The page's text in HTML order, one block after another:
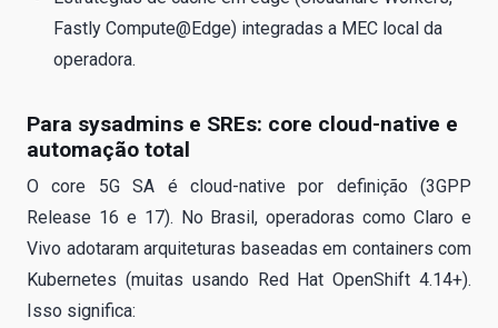
Fastly Compute@Edge) integradas a MEC local da
operadora.
Para sysadmins e SREs: core cloud-native e
automação total
O core 5G SA é cloud-native por definição (3GPP
Release 16 e 17). No Brasil, operadoras como Claro e
Vivo adotaram arquiteturas baseadas em containers com
Kubernetes (muitas usando Red Hat OpenShift 4.14+).
Isso significa: